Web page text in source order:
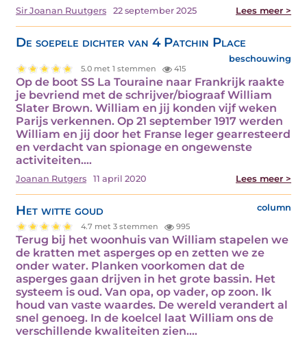
Sir Joanan Ruutgers 22 september 2025 Lees meer >
De soepele dichter van 4 Patchin Place
beschouwing
5.0 met 1 stemmen 415
Op de boot SS La Touraine naar Frankrijk raakte
je bevriend met de schrijver/biograaf William
Slater Brown. William en jij konden vijf weken
Parijs verkennen. Op 21 september 1917 werden
William en jij door het Franse leger gearresteerd
en verdacht van spionage en ongewenste
activiteiten.…
Joanan Rutgers 11 april 2020 Lees meer >
Het witte goud column
4.7 met 3 stemmen 995
Terug bij het woonhuis van William stapelen we
de kratten met asperges op en zetten we ze
onder water. Planken voorkomen dat de
asperges gaan drijven in het grote bassin. Het
systeem is oud. Van opa, op vader, op zoon. Ik
houd van vaste waardes. De wereld verandert al
snel genoeg. In de koelcel laat William ons de
verschillende kwaliteiten zien.…